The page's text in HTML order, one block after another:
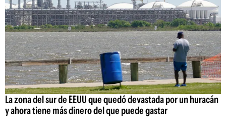
La zona del sur de EEUU que quedó devastada por un huracán
y ahora tiene más dinero del que puede gastar